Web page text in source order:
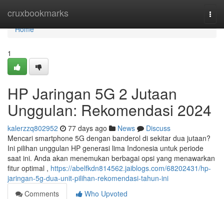
cruxbookmarks
Home
Home
1
HP Jaringan 5G 2 Jutaan
Unggulan: Rekomendasi 2024
kalerzzq802952 77 days ago News
Discuss
Mencari smartphone 5G dengan banderol di sekitar dua jutaan?
Ini pilihan unggulan HP generasi lima Indonesia untuk periode
saat ini. Anda akan menemukan berbagai opsi yang menawarkan
fitur optimal , https://abelfkdn814562.jaiblogs.com/68202431/hp-
jaringan-5g-dua-unit-pilihan-rekomendasi-tahun-ini
Comments
Who Upvoted